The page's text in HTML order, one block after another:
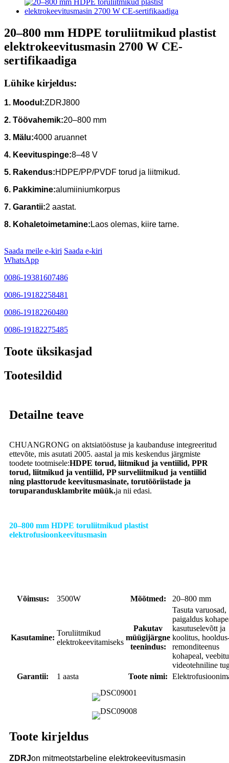
20–800 mm HDPE toruliitmikud plastist
elektrokeevitusmasin 2700 W CE-
sertifikaadiga
Lühike kirjeldus:
1. Moodul:ZDRJ800
2. Töövahemik:20–800 mm
3. Mälu:4000 aruannet
4. Keevituspinge:8–48 V
5. Rakendus:HDPE/PP/PVDF torud ja liitmikud.
6. Pakkimine:alumiiniumkorpus
7. Garantii:2 aastat.
8. Kohaletoimetamine: Laos olemas, kiire tarne.
Saada meile e-kiri Saada e-kiri
WhatsApp
0086-19381607486
0086-19182258481
0086-19182260480
0086-19182275485
Toote üksikasjad
Tootesildid
Detailne teave
CHUANGRONG on aktsiatööstuse ja kaubanduse integreeritud
ettevõte, mis asutati 2005. aastal ja mis keskendus järgmiste
toodete tootmisele:HDPE torud, liitmikud ja ventiilid, PPR
torud, liitmikud ja ventiilid, PP surveliitmikud ja ventiilid
ning plasttorude keevitusmasinate, torutööriistade ja
toruparandusklambrite müük.ja nii edasi.
20–800 mm HDPE toruliitmikud plastist
elektrofusioonkeevitusmasin
Võimsus: 3500W Mõõtmed: 20–800 mm
Kasutamine:
Toruliitmikud
elektrokeevitamiseks
Pakutav
müügijärgne
teenindus:
Tasuta varuosad,
paigaldus
kasutuselevõtt ja
koolitus,
remonditeenus
kohapeal,
videotehniline
Garantii:
1 aasta Toote nimi:
Toote kirjeldus
ZDRJon mitmeotstarbeline elektrokeevitusmasin